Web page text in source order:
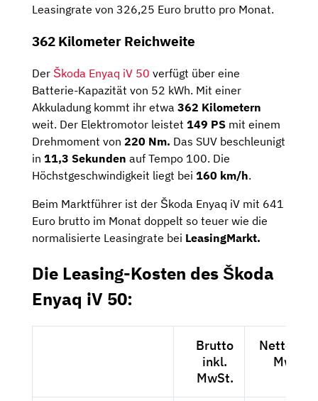
Leasingrate von 326,25 Euro brutto pro Monat.
362 Kilometer Reichweite
Der Škoda Enyaq iV 50 verfügt über eine
Batterie-Kapazität von 52 kWh. Mit einer
Akkuladung kommt ihr etwa 362 Kilometern
weit. Der Elektromotor leistet 149 PS mit einem
Drehmoment von 220 Nm. Das SUV beschleunigt
in 11,3 Sekunden auf Tempo 100. Die
Höchstgeschwindigkeit liegt bei 160 km/h.
Beim Marktführer ist der Škoda Enyaq iV mit 641
Euro brutto im Monat doppelt so teuer wie die
normalisierte Leasingrate bei LeasingMarkt.
Die Leasing-Kosten des Škoda
Enyaq iV 50:
Brutto
inkl.
MwSt.
Netto
MwSt.